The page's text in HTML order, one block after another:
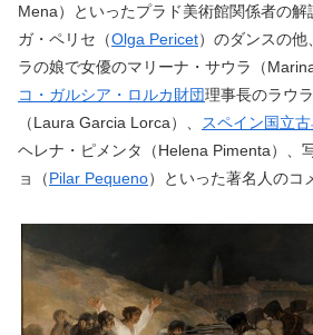
Mena）といったプラド美術館関係者の
ガ・ペリセ（Olga Pericet）のダンスの
ラの娘で女優のマリーナ・サウラ（
コ・ガルシア・ロルカ財団理事長のラウ
（Laura Garcia Lorca）、
スペイン国立
ヘレナ・ピメンタ（Helena Pimenta）、
ョ（Pilar Pequeno）といった著名人のコ